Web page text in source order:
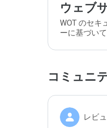
ウェブ
WOT のセキ
ーに基づいて
コミュニ
レビ